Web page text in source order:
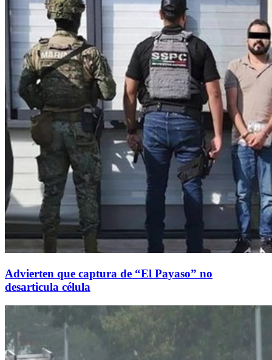
Advierten que captura de “El Payaso” no
desarticula célula